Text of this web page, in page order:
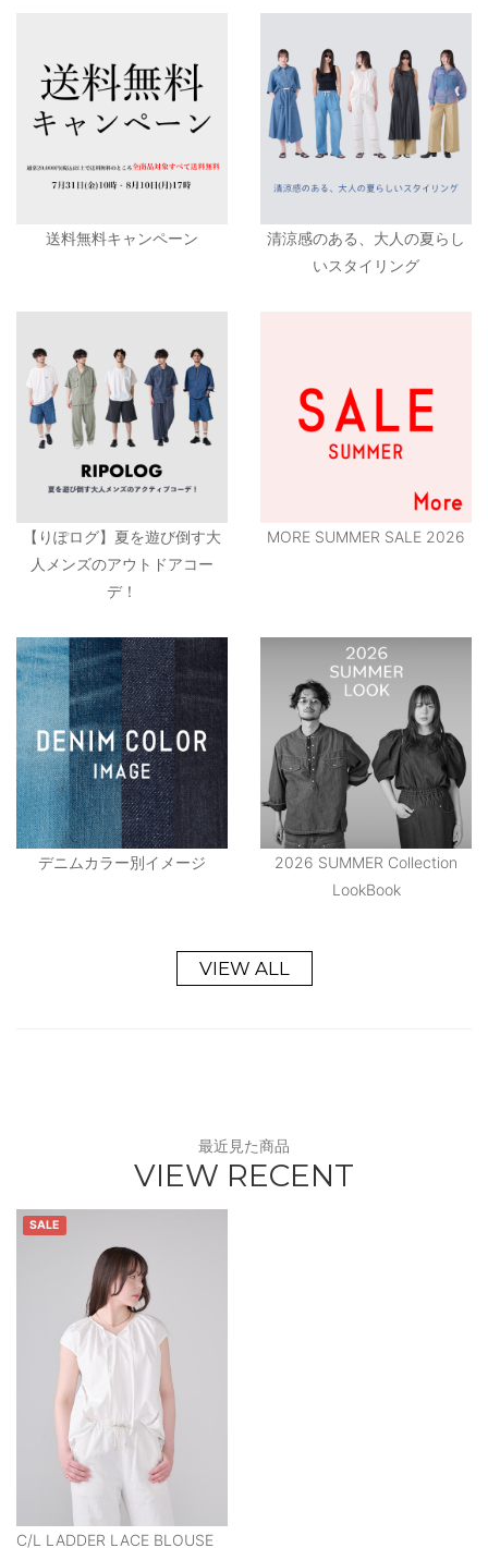
送料無料キャンペーン
清涼感のある、大人の夏らし
いスタイリング
【りぽログ】夏を遊び倒す大
人メンズのアウトドアコー
デ！
MORE SUMMER SALE 2026
デニムカラー別イメージ
2026 SUMMER Collection
LookBook
VIEW ALL
最近見た商品
VIEW RECENT
SALE
C/L LADDER LACE BLOUSE